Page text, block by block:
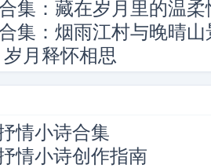
集：藏在岁月里的温柔
集：烟雨江村与晚晴山
月释怀相思
情小诗合集
情小诗创作指南